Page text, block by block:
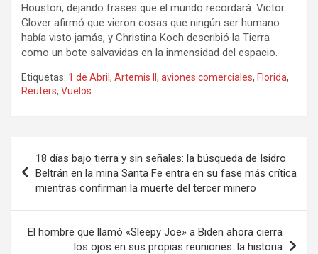
Houston, dejando frases que el mundo recordará: Victor
Glover afirmó que vieron cosas que ningún ser humano
había visto jamás, y Christina Koch describió la Tierra
como un bote salvavidas en la inmensidad del espacio.
Etiquetas: 1 de Abril , Artemis II , aviones comerciales, Florida,
Reuters, Vuelos
de
entradas
18 días bajo tierra y sin señales: la búsqueda de Isidro
Beltrán en la mina Santa Fe entra en su fase más crítica
mientras confirman la muerte del tercer minero
El hombre que llamó «Sleepy Joe» a Biden ahora cierra
los ojos en sus propias reuniones: la historia